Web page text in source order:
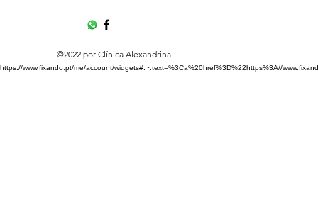
©2022 por Clínica Alexandrina
https://www.fixando.pt/me/account/widgets#:~:text=%3Ca%20href%3D%22https%3A//